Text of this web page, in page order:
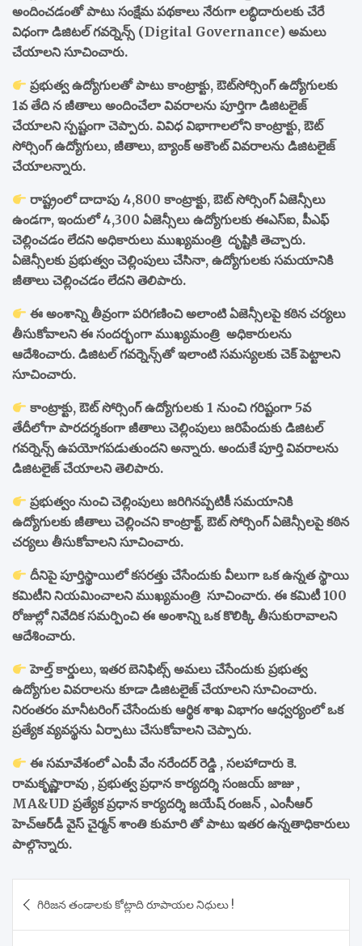
అందించడంతో పాటు సంక్షేమ పథకాలు నేరుగా లబ్ధిదారులకు చేరే
విధంగా డిజిటల్ గవర్నెన్స్ (Digital Governance) అమలు
చేయాలని సూచించారు.
ప్రభుత్వ ఉద్యోగులతో పాటు కాంట్రాక్టు, ఔట్‌సోర్సింగ్ ఉద్యోగులకు
1వ తేది న జీతాలు అందించేలా వివరాలను పూర్తిగా డిజిటలైజ్
చేయాలని స్పష్టంగా చెప్పారు. వివిధ విభాగాలలోని కాంట్రాక్టు, ఔట్
సోర్సింగ్ ఉద్యోగులు, జీతాలు, బ్యాంక్ అకౌంట్ వివరాలను డిజిటలైజ్
చేయాలన్నారు.
రాష్ట్రంలో దాదాపు 4,800 కాంట్రాక్టు, ఔట్ సోర్సింగ్ ఏజెన్సీలు
ఉండగా, ఇందులో 4,300 ఏజెన్సీలు ఉద్యోగులకు ఈఎస్ఐ, పీఎఫ్
చెల్లించడం లేదని అధికారులు ముఖ్యమంత్రి దృష్టికి తెచ్చారు.
ఏజెన్సీలకు ప్రభుత్వం చెల్లింపులు చేసినా, ఉద్యోగులకు సమయానికి
జీతాలు చెల్లించడం లేదని తెలిపారు.
ఈ అంశాన్ని తీవ్రంగా పరిగణించి అలాంటి ఏజెన్సీలపై కఠిన చర్యలు
తీసుకోవాలని ఈ సందర్భంగా ముఖ్యమంత్రి అధికారులను
ఆదేశించారు. డిజిటల్ గవర్నెన్స్‌తో ఇలాంటి సమస్యలకు చెక్ పెట్టాలని
సూచించారు.
కాంట్రాక్టు, ఔట్ సోర్సింగ్ ఉద్యోగులకు 1 నుంచి గరిష్టంగా 5వ
తేదీలోగా పారదర్శకంగా జీతాలు చెల్లింపులు జరిపేందుకు డిజిటల్
గవర్నెన్స్ ఉపయోగపడుతుందని అన్నారు. అందుకే పూర్తి వివరాలను
డిజిటలైజ్ చేయాలని తెలిపారు.
ప్రభుత్వం నుంచి చెల్లింపులు జరిగినప్పటికీ సమయానికి
ఉద్యోగులకు జీతాలు చెల్లించని కాంట్రాక్ట్, ఔట్ సోర్సింగ్ ఏజెన్సీలపై కఠిన
చర్యలు తీసుకోవాలని సూచించారు.
దీనిపై పూర్తిస్థాయిలో కసరత్తు చేసేందుకు వీలుగా ఒక ఉన్నత స్థాయి
కమిటీని నియమించాలని ముఖ్యమంత్రి సూచించారు. ఈ కమిటీ 100
రోజుల్లో నివేదిక సమర్పించి ఈ అంశాన్ని ఒక కొలిక్కి తీసుకురావాలని
ఆదేశించారు.
హెల్త్ కార్డులు, ఇతర బెనిఫిట్స్ అమలు చేసేందుకు ప్రభుత్వ
ఉద్యోగుల వివరాలను కూడా డిజిటలైజ్ చేయాలని సూచించారు.
నిరంతరం మానీటరింగ్ చేసేందుకు ఆర్థిక శాఖ విభాగం ఆధ్వర్యంలో ఒక
ప్రత్యేక వ్యవస్థను ఏర్పాటు చేసుకోవాలని చెప్పారు.
ఈ సమావేశంలో ఎంపీ వేం నరేందర్ రెడ్డి , సలహాదారు కె.
రామకృష్ణారావు , ప్రభుత్వ ప్రధాన కార్యదర్శి సంజయ్ జాజు ,
MA&UD ప్రత్యేక ప్రధాన కార్యదర్శి జయేష్ రంజన్ , ఎంసీఆర్
హెచ్‌ఆర్‌డీ వైస్ చైర్మన్ శాంతి కుమారి తో పాటు ఇతర ఉన్నతాధికారులు
పాల్గొన్నారు.
navigation
గిరిజన తండాలకు కోట్లాది రూపాయల నిధులు !